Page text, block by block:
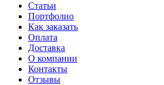
Статьи
Портфолио
Как заказать
Оплата
Доставка
О компании
Контакты
Отзывы